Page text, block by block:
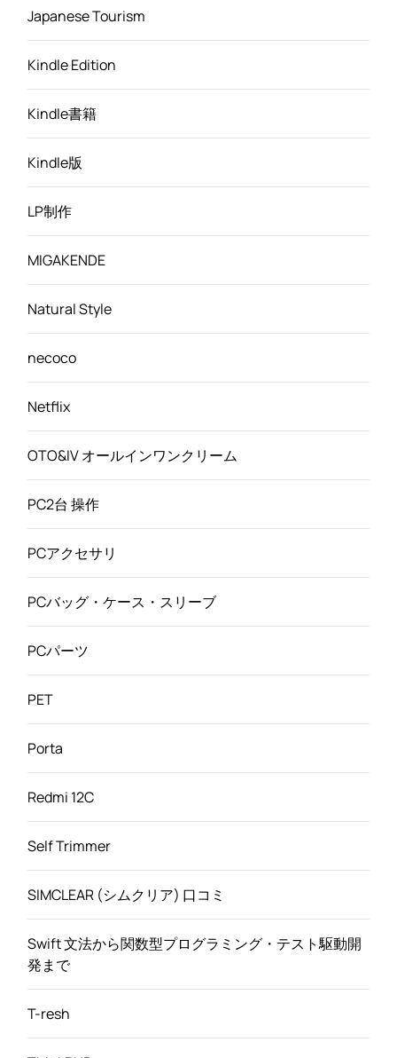
Japanese Tourism
Kindle Edition
Kindle書籍
Kindle版
LP制作
MIGAKENDE
Natural Style
necoco
Netflix
OTO&IV オールインワンクリーム
PC2台 操作
PCアクセサリ
PCバッグ・ケース・スリーブ
PCパーツ
PET
Porta
Redmi 12C
Self Trimmer
SIMCLEAR (シムクリア) 口コミ
Swift 文法から関数型プログラミング・テスト駆動開
発まで
T-resh